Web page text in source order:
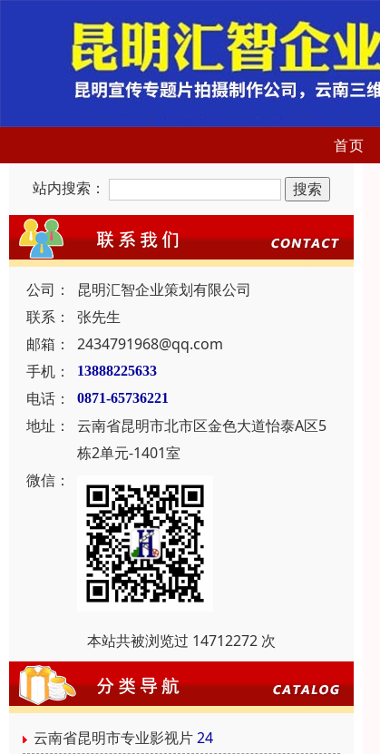
首页
站内搜索：
公司：
昆明汇智企业策划有限公司
联系：
张先生
邮箱：
2434791968@qq.com
手机：
13888225633
电话： 0871-65736221
地址：
云南省昆明市北市区金色大道怡泰A区5
栋2单元-1401室
微信：
本站共被浏览过 14712272 次
云南省昆明市专业影视片24